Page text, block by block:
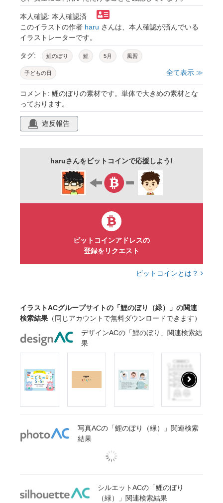
本人確認: 本人確認済
このイラストの作者 haru さんは、本人確認が済んでいる
イラストレーターです。
タグ: 鯉のぼり 鯉 5月 風習
子どもの日 全て表示 ≫
コメント: 鯉のぼりの素材です。単体で大きめの素材とな
っております。
違反報告
haruさんをビットコインで応援しよう!
ビットコインアドレスの
登録をリクエスト
ビットコインとは？
イラストACグループサイトの「鯉のぼり（緑）」の関連
検索結果 （同じアカウントで無料ダウンロードできます）
デザインACの「鯉のぼり」関連検索結
果
写真ACの「鯉のぼり（緑）」関連検索
結果
シルエットACの「鯉のぼり
（緑）」関連検索結果